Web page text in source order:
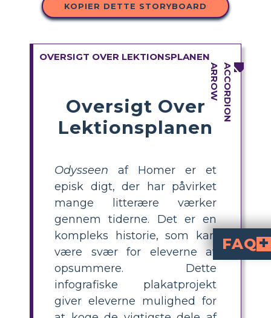
KOPIER DETTE STORYBOARD
OVERSIGT OVER LEKTIONSPLANEN
Oversigt Over
Lektionsplanen
Odysseen af Homer er et
episk digt, der har påvirket
mange litterære værker
gennem tiderne. Det er en
kompleks historie, som kan
være svær for eleverne at
opsummere. Dette
infografiske plakatprojekt
giver eleverne mulighed for
FAQ